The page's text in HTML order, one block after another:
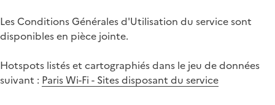
Les Conditions Générales d'Utilisation du service sont
disponibles en pièce jointe.
Hotspots listés et cartographiés dans le jeu de données
suivant : Paris Wi-Fi - Sites disposant du service